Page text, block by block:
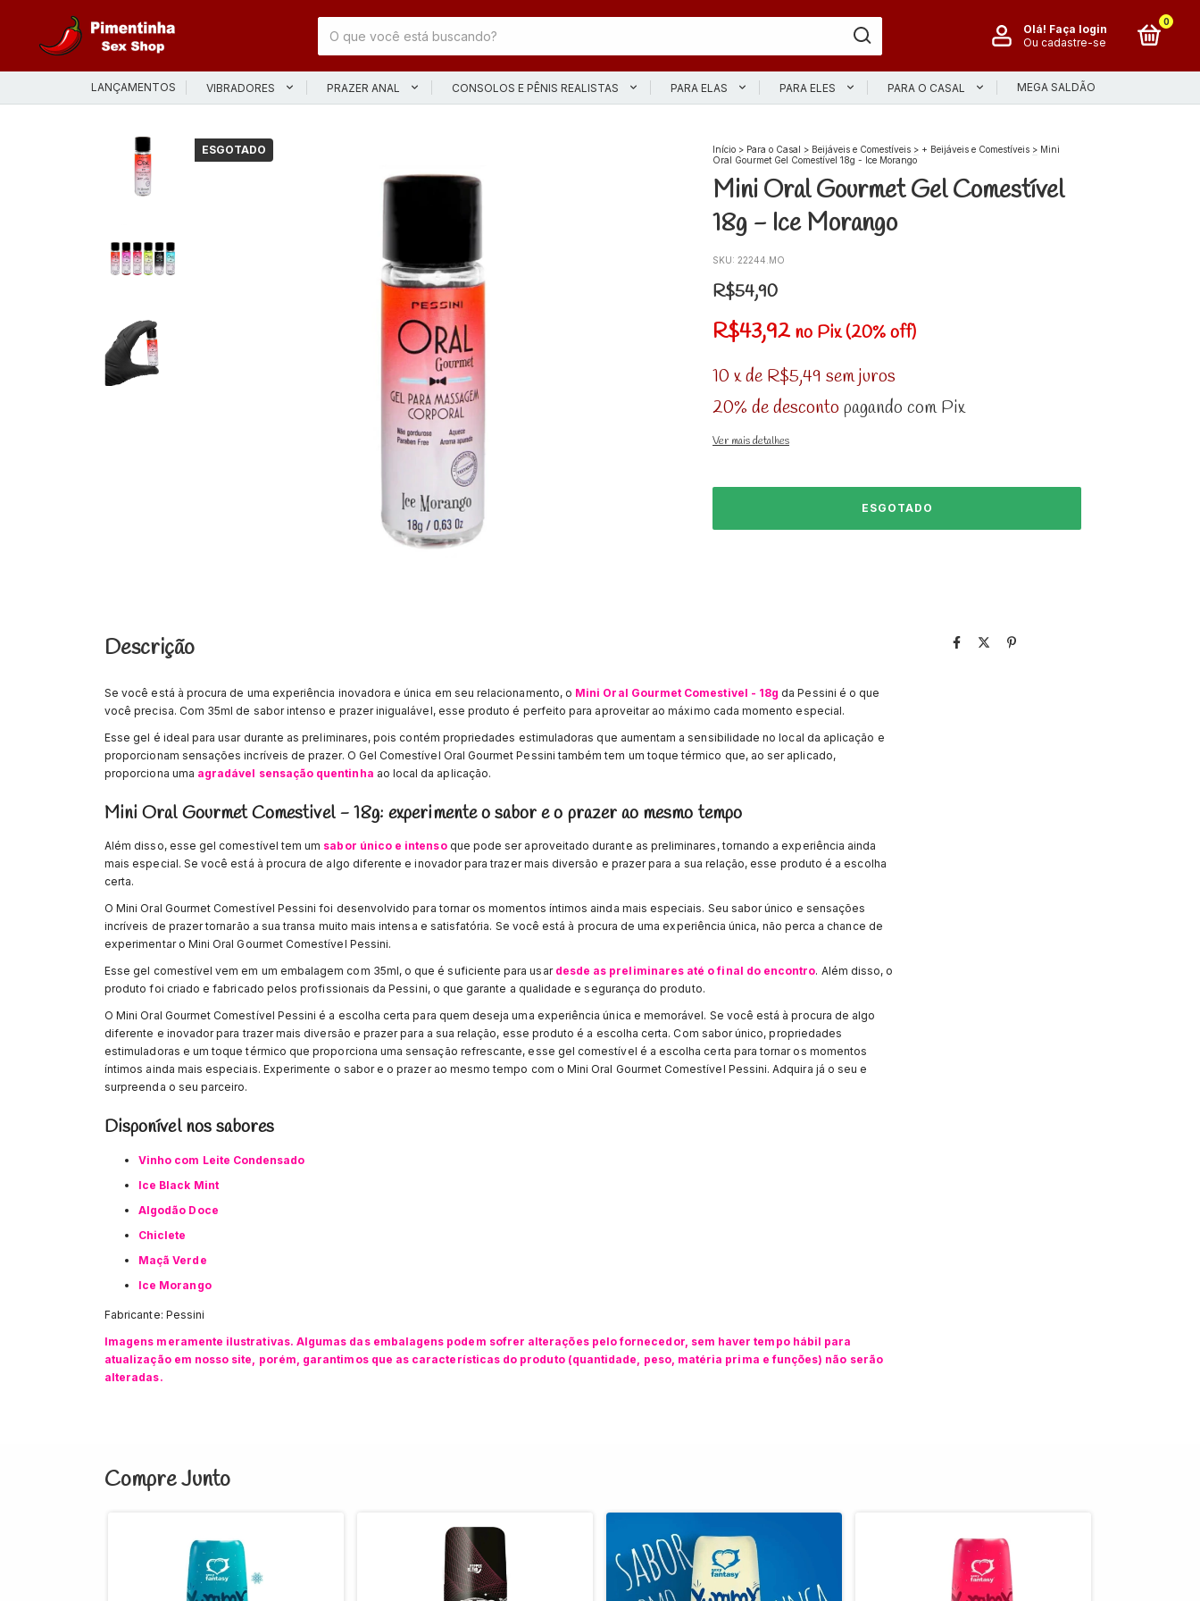
Olá! Faça login
Ou cadastre-se
0
LANÇAMENTOS VIBRADORES PRAZER ANAL CONSOLOS E PÊNIS REALISTAS PARA ELAS PARA ELES PARA O CASAL MEGA SALDÃO
ESGOTADO Início > Para o Casal > Beijáveis e Comestíveis > + Beijáveis e Comestíveis > Mini
Oral Gourmet Gel Comestível 18g - Ice Morango
Mini Oral Gourmet Gel Comestível
18g - Ice Morango
SKU: 22244.MO
R$54,90
R$43,92 no Pix (20% off)
10 xde R$5,49 sem juros
20% de desconto pagando com Pix
Ver mais detalhes
Descrição
Se você está à procura de uma experiência inovadora e única em seu relacionamento, o Mini Oral Gourmet Comestivel - 18g da Pessini é o que
você precisa. Com 35ml de sabor intenso e prazer inigualável, esse produto é perfeito para aproveitar ao máximo cada momento especial.
Esse gel é ideal para usar durante as preliminares, pois contém propriedades estimuladoras que aumentam a sensibilidade no local da aplicação e
proporcionam sensações incríveis de prazer. O Gel Comestível Oral Gourmet Pessini também tem um toque térmico que, ao ser aplicado,
proporciona uma agradável sensação quentinha ao local da aplicação.
Mini Oral Gourmet Comestivel - 18g: experimente o sabor e o prazer ao mesmo tempo
Além disso, esse gel comestível tem um sabor único e intensoque pode ser aproveitado durante as preliminares, tornando a experiência ainda
mais especial. Se você está à procura de algo diferente e inovador para trazer mais diversão e prazer para a sua relação, esse produto é a escolha
certa.
O Mini Oral Gourmet Comestível Pessini foi desenvolvido para tornar os momentos íntimos ainda mais especiais. Seu sabor único e sensações
incríveis de prazer tornarão a sua transa muito mais intensa e satisfatória. Se você está à procura de uma experiência única, não perca a chance de
experimentar o Mini Oral Gourmet Comestível Pessini.
Esse gel comestível vem em um embalagem com 35ml, o que é suficiente para usar desde as preliminares até o final do encontro. Além disso, o
produto foi criado e fabricado pelos profissionais da Pessini, o que garante a qualidade e segurança do produto.
O Mini Oral Gourmet Comestível Pessini é a escolha certa para quem deseja uma experiência única e memorável. Se você está à procura de algo
diferente e inovador para trazer mais diversão e prazer para a sua relação, esse produto é a escolha certa. Com sabor único, propriedades
estimuladoras e um toque térmico que proporciona uma sensação refrescante, esse gel comestível é a escolha certa para tornar os momentos
íntimos ainda mais especiais. Experimente o sabor e o prazer ao mesmo tempo com o Mini Oral Gourmet Comestível Pessini. Adquira já o seu e
surpreenda o seu parceiro.
Disponível nos sabores
Vinho com Leite Condensado
Ice Black Mint
Algodão Doce
Chiclete
Maçã Verde
Ice Morango
Fabricante: Pessini
Imagens meramente ilustrativas. Algumas das embalagens podem sofrer alterações pelo fornecedor, sem haver tempo hábil para
atualização em nosso site, porém, garantimos que as características do produto (quantidade, peso, matéria prima e funções) não serão
alteradas.
Compre Junto